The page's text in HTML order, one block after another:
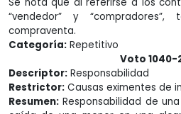
“vendedor” y
compraventa.
Categoría: Repetitivo
Voto 1040-
Descriptor: Responsabilidad
Restrictor: Causas eximentes de
Resumen: Responsabilidad de